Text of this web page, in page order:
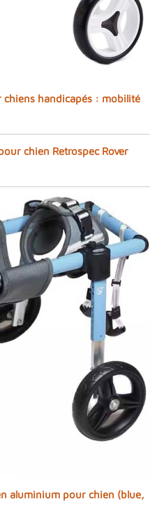
handicapés : mobilité
chien Retrospec Rover
aluminium pour chien (blue,